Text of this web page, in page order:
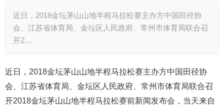
近日，2018金坛茅山山地半程马拉松赛主办方中国田径协
会、江苏省体育局、金坛区人民政府、常州市体育局联合召
开2…
近日，2018金坛茅山山地半程马拉松赛主办方中国田径协
会、江苏省体育局、金坛区人民政府、常州市体育局联合召
开2018金坛茅山山地半程马拉松赛前新闻发布会，当天来自